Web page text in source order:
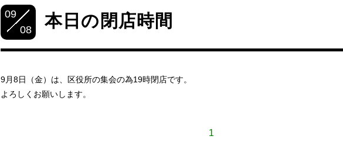
09
08
本日の閉店時間
9月8日（金）は、区役所の集会の為19時閉店です。
よろしくお願いします。
1